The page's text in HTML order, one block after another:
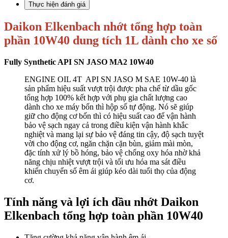
Thực hiện đánh giá
Daikon Elkenbach nhớt tổng hợp toàn
phần 10W40 dung tích 1L dành cho xe số
Fully Synthetic API SN JASO MA2 10W40
ENGINE OIL 4T API SN JASO M SAE 10W-40 là
sản phẩm hiệu suất vượt trội được pha chế từ dầu gốc
tổng hợp 100% kết hợp với phụ gia chất lượng cao
dành cho xe máy bốn thì hộp số tự động. Nó sẽ giúp
giữ cho động cơ bốn thì có hiệu suất cao để vận hành
bảo vệ sạch ngay cả trong điều kiện vận hành khắc
nghiệt và mang lại sự bảo vệ đáng tin cậy, độ sạch tuyệt
vời cho động cơ, ngăn chặn cặn bùn, giảm mài mòn,
đặc tính xử lý bồ hóng, bảo vệ chống oxy hóa nhờ khả
năng chịu nhiệt vượt trội và tối ưu hóa ma sát điều
khiển chuyển số êm ái giúp kéo dài tuổi thọ của động
cơ.
Tính năng và lợi ích dầu nhớt Daikon
Elkenbach tổng hợp toàn phần 10W40